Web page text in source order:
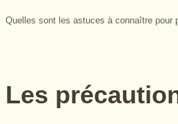
Quelles sont les astuces à connaître pour
Les